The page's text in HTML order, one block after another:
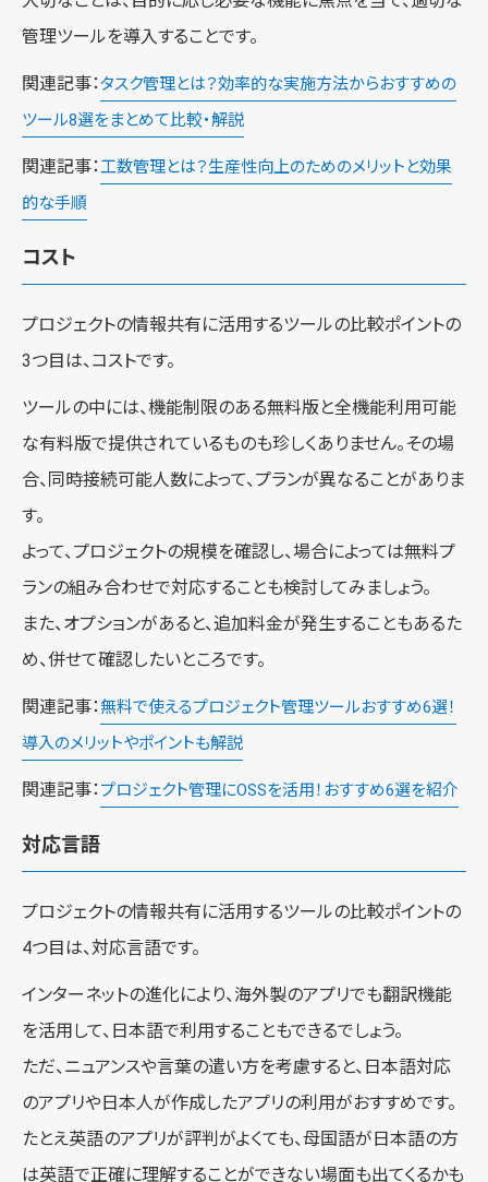
管理ツールを導入することです。
関連記事：タスク管理とは？効率的な実施方法からおすすめの
ツール8選をまとめて比較・解説
関連記事： 工数管理とは？生産性向上のためのメリットと効果
的な手順
コスト
プロジェクトの情報共有に活用するツールの比較ポイントの
3つ目は、コストです。
ツールの中には、機能制限のある無料版と全機能利用可能
な有料版で提供されているものも珍しくありません。その場
合、同時接続可能人数によって、プランが異なることがありま
す。
よって、プロジェクトの規模を確認し、場合によっては無料プ
ランの組み合わせで対応することも検討してみましょう。
また、オプションがあると、追加料金が発生することもあるた
め、併せて確認したいところです。
関連記事：無料で使えるプロジェクト管理ツールおすすめ6選！
導入のメリットやポイントも解説
関連記事：プロジェクト管理にOSSを活用！おすすめ6選を紹介
対応言語
プロジェクトの情報共有に活用するツールの比較ポイントの
4つ目は、対応言語です。
インターネットの進化により、海外製のアプリでも翻訳機能
を活用して、日本語で利用することもできるでしょう。
ただ、ニュアンスや言葉の遣い方を考慮すると、日本語対応
のアプリや日本人が作成したアプリの利用がおすすめです。
たとえ英語のアプリが評判がよくても、母国語が日本語の方
は英語で正確に理解することができない場面も出てくるかも